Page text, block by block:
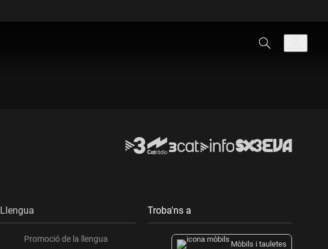
Llengua
Promoció de la llengua
Troba'ns a
Mòbils i tauletes